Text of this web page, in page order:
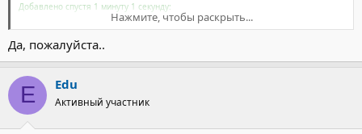
Добавлено спустя 1 минуту 1 секунду:
Прошу прощения, позже повторю понятней!
Нажмите, чтобы раскрыть...
Да, пожалуйста..
E Edu
Активный участник